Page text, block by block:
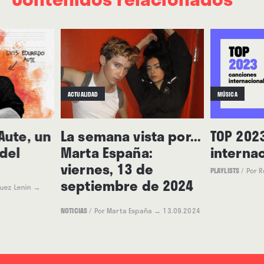
un
Lenin →
ACTUALIDAD
La semana vista por...
Marta España:
viernes, 13 de
septiembre de 2024
NOTICIAS/ Por Marta España → 13.09.2024
MÚSICA
TOP
PLAYLISTS/ Por